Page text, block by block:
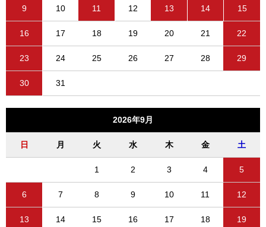
9 10 11 12 13 14 15
16 17 18 19 20 21 22
23 24 25 26 27 28 29
30 31
2026年9月
日 月 火 水 木 金 土
1 2 3 4 5
6 7 8 9 10 11 12
13 14 15 16 17 18 19